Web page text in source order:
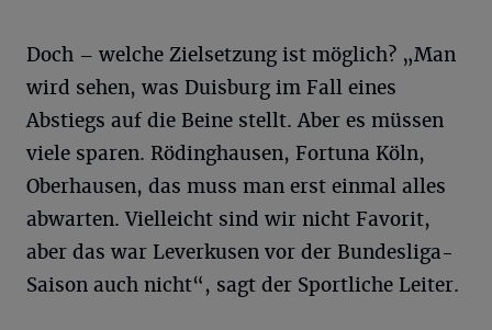
Doch – welche Zielsetzung ist möglich? „Man
wird sehen, was Duisburg im Fall eines
Abstiegs auf die Beine stellt. Aber es müssen
viele sparen. Rödinghausen, Fortuna Köln,
Oberhausen, das muss man erst einmal alles
abwarten. Vielleicht sind wir nicht Favorit,
aber das war Leverkusen vor der Bundesliga-
Saison auch nicht“, sagt der Sportliche Leiter.